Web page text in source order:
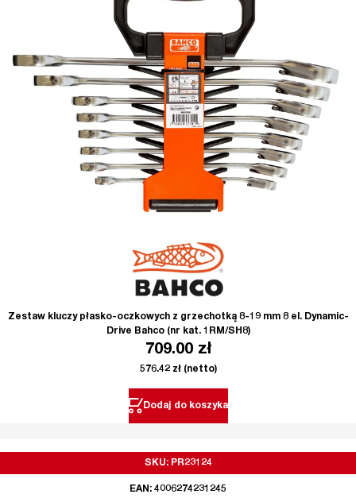
Zestaw kluczy płasko-oczkowych z grzechotką 8-19 mm 8 el. Dynamic-
Drive Bahco (nr kat. 1RM/SH8)
709.00 zł
576.42 zł(netto)
Dodaj do koszyka
SKU: PR23124
EAN: 4006274231245